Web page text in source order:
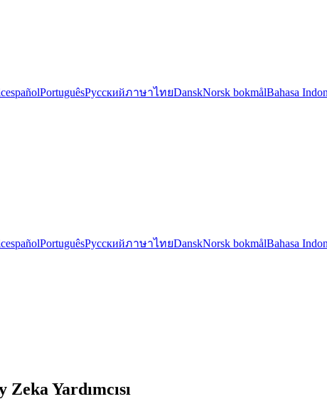
españolPortuguêsРусскийภาษาไทยDanskNorsk bokmålBahasa
españolPortuguêsРусскийภาษาไทยDanskNorsk bokmålBahasa
Yardımcısı